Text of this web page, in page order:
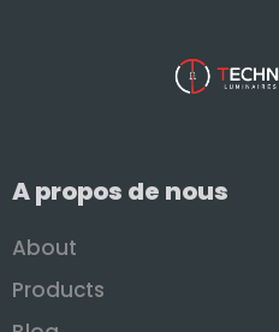
A propos de nous
About
Products